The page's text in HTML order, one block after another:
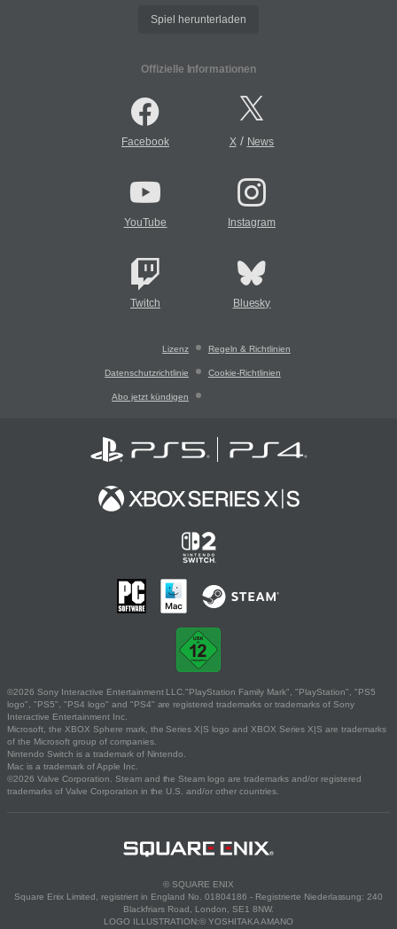
Spiel herunterladen
Offizielle Informationen
Facebook X/ News
YouTube Instagram
Twitch Bluesky
Lizenz Regeln & Richtlinien
Datenschutzrichtlinie Cookie-Richtlinien
Abo jetzt kündigen
©2026 Sony Interactive Entertainment LLC."PlayStation Family Mark", "PlayStation", "PS5
logo", "PS5", "PS4 logo" and "PS4" are registered trademarks or trademarks of Sony
Interactive Entertainment Inc.
Microsoft, the XBOX Sphere mark, the Series X|S logo and XBOX Series X|S are trademarks
of the Microsoft group of companies.
Nintendo Switch is a trademark of Nintendo.
Mac is a trademark of Apple Inc.
©2026 Valve Corporation. Steam and the Steam logo are trademarks and/or registered
trademarks of Valve Corporation in the U.S. and/or other countries.
© SQUARE ENIX
Square Enix Limited, registriert in England No. 01804186 - Registrierte Niederlassung: 240
Blackfriars Road, London, SE1 8NW.
LOGO ILLUSTRATION:© YOSHITAKA AMANO